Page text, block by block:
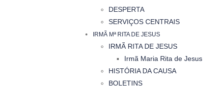
DESPERTA
SERVIÇOS CENTRAIS
IRMÃ Mª RITA DE JESUS
IRMÃ RITA DE JESUS
Irmã Maria Rita de Jesus
HISTÓRIA DA CAUSA
BOLETINS